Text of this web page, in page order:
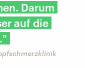
Darum
auf die